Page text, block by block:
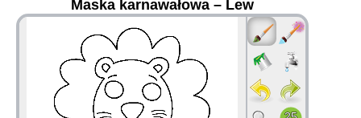
Maska karnawałowa – Lew